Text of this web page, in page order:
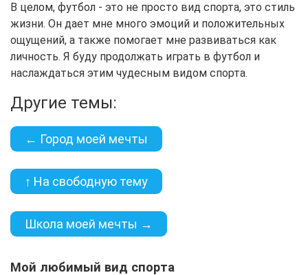
В целом, футбол - это не просто вид спорта, это стиль
жизни. Он дает мне много эмоций и положительных
ощущений, а также помогает мне развиваться как
личность. Я буду продолжать играть в футбол и
наслаждаться этим чудесным видом спорта.
Другие темы:
← Город моей мечты
↑ На свободную тему
Школа моей мечты →
Мой любимый вид спорта